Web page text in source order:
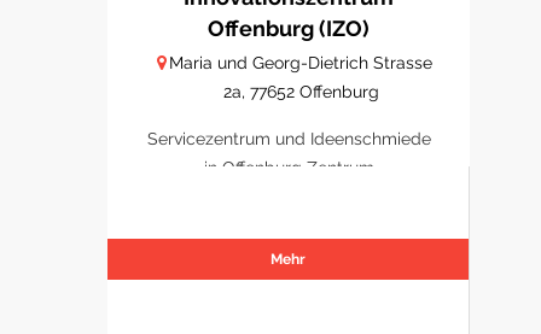
Offenburg (IZO)
Maria und Georg-Dietrich Strasse
2a, 77652 Offenburg
Servicezentrum und Ideenschmiede
in Offenburg Zentrum
Mehr